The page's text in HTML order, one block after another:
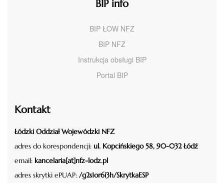
BIP info
BIP ŁOW NFZ
BIP NFZ
Instrukcja obsługi BIP
Portal BIP
Kontakt
Łódzki Oddział Wojewódzki NFZ
adres do korespondencji: ul. Kopcińskiego 58, 90-032 Łódź
email: kancelaria[at]nfz-lodz.pl
adres skrytki ePUAP: /g2s1or6i3h/SkrytkaESP